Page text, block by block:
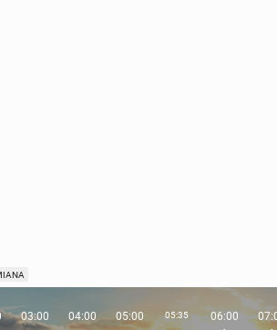
03:00 04:00 05:00 05:35 06:00